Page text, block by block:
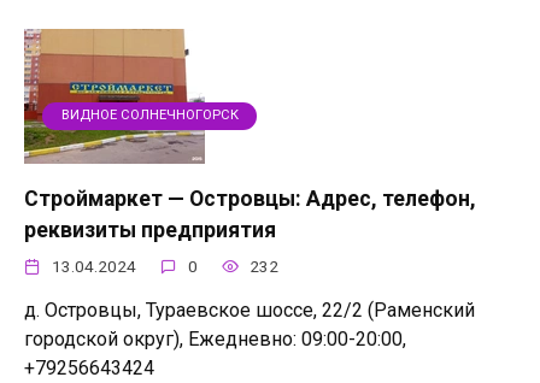
ВИДНОЕ СОЛНЕЧНОГОРСК
Строймаркет — Островцы: Адрес, телефон,
реквизиты предприятия
13.04.2024 0 232
д. Островцы, Тураевское шоссе, 22/2 (Раменский
городской округ), Ежедневно: 09:00-20:00,
+79256643424